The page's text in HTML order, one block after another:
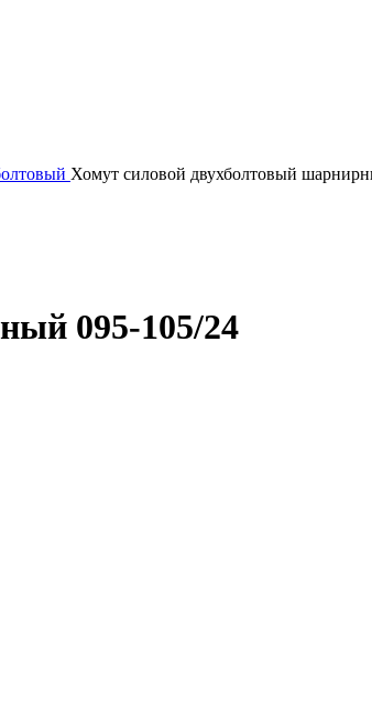
Хомут силовой двухболтовый
095-105/24